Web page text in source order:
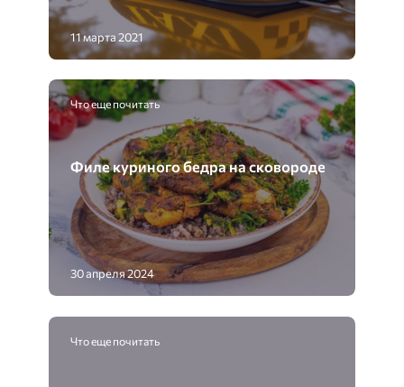
11 марта 2021
Что еще почитать
Филе куриного бедра на сковороде
30 апреля 2024
Что еще почитать